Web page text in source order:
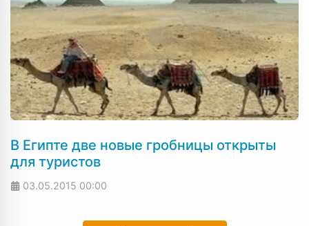
В Египте две новые гробницы открыты
для туристов
03.05.2015 00:00